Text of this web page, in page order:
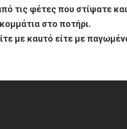
τις φέτες που στίψατε
στο ποτήρι.
με καuτό είτε με